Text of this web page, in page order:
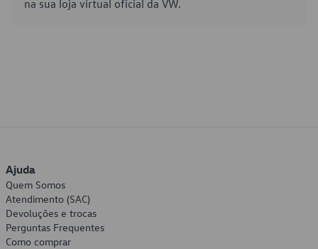
na sua loja virtual oficial da VW.
Ajuda
Quem Somos
Atendimento (SAC)
Devoluções e trocas
Perguntas Frequentes
Como comprar